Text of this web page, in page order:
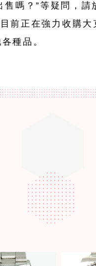
嗎？”等疑問，請
前正在強力收購大
種品。